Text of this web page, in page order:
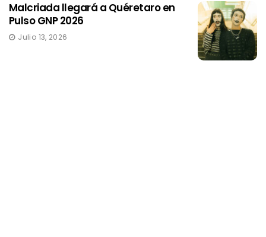
Malcriada llegará a Quéretaro en
Pulso GNP 2026
Julio 13, 2026